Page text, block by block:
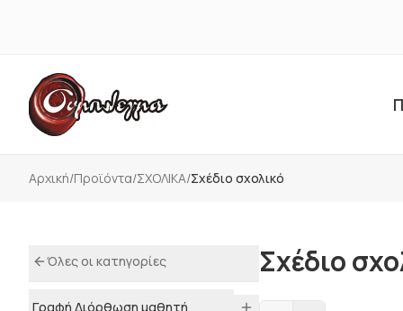
Αρχική/Προϊόντα/ΣΧΟΛΙΚΑ/Σχέδιο σχολικό
Όλες οι κατηγορίες
Γραφή Διόρθωση μαθητή
Σχέδιο